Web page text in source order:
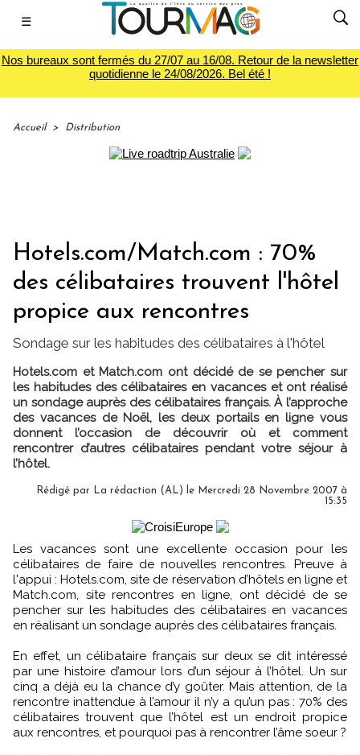
☰
Nos bureaux sont fermés du 27/07 au 16/08. Retour de la newsletter
quotidienne le 24/08/2026. Bel été !
Accueil > Distribution
Hotels.com/Match.com : 70%
des célibataires trouvent l'hôtel
propice aux rencontres
Sondage sur les habitudes des célibataires à l'hôtel
Hotels.com et Match.com ont décidé de se pencher sur
les habitudes des célibataires en vacances et ont réalisé
un sondage auprès des célibataires français. À l’approche
des vacances de Noël, les deux portails en ligne vous
donnent l’occasion de découvrir où et comment
rencontrer d’autres célibataires pendant votre séjour à
l’hôtel.
Rédigé par La rédaction (AL) le Mercredi 28 Novembre 2007 à
15:35
Les vacances sont une excellente occasion pour les
célibataires de faire de nouvelles rencontres. Preuve à
l'appui : Hotels.com, site de réservation d’hôtels en ligne et
Match.com, site rencontres en ligne, ont décidé de se
pencher sur les habitudes des célibataires en vacances
en réalisant un sondage auprès des célibataires français.
En effet, un célibataire français sur deux se dit intéressé
par une histoire d’amour lors d’un séjour à l’hôtel. Un sur
cinq a déjà eu la chance d’y goûter. Mais attention, de la
rencontre inattendue à l’amour il n’y a qu’un pas : 70% des
célibataires trouvent que l’hôtel est un endroit propice
aux rencontres, et pourquoi pas à rencontrer l’âme soeur ?